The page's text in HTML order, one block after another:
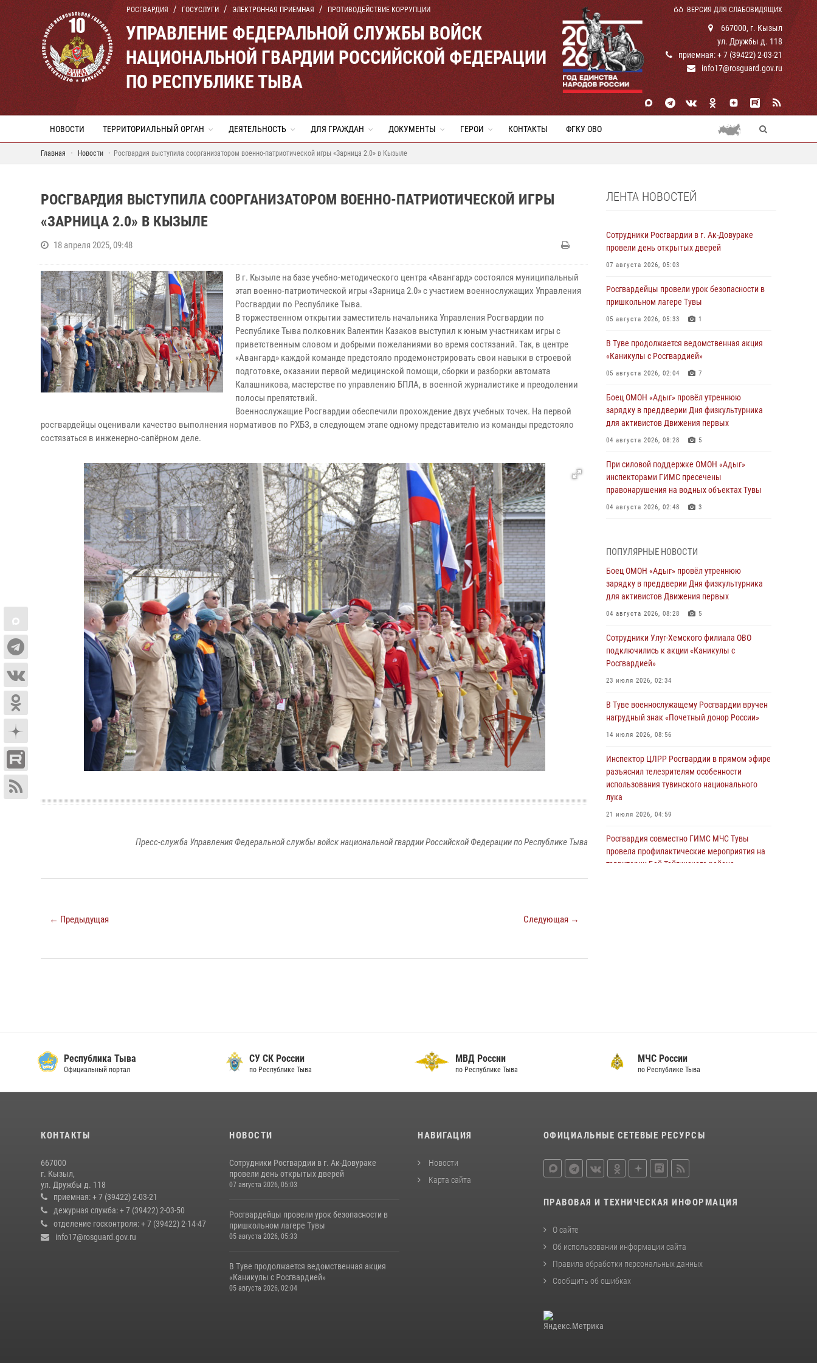
РОСГВАРДИЯ ГОСУСЛУГИ ЭЛЕКТРОННАЯ ПРИЕМНАЯ ПРОТИВОДЕЙСТВИЕ КОРРУПЦИИ ВЕРСИЯ ДЛЯ СЛАБОВИДЯЩИХ
УПРАВЛЕНИЕ ФЕДЕРАЛЬНОЙ СЛУЖБЫ ВОЙСК
НАЦИОНАЛЬНОЙ ГВАРДИИ РОССИЙСКОЙ ФЕДЕРАЦИИ
ПО РЕСПУБЛИКЕ ТЫВА
667000, г. Кызыл
ул. Дружбы д. 118
приемная: + 7 (39422) 2-03-21
info17@rosguard.gov.ru
НОВОСТИ ТЕРРИТОРИАЛЬНЫЙ ОРГАН ДЕЯТЕЛЬНОСТЬ ДЛЯ ГРАЖДАН ДОКУМЕНТЫ ГЕРОИ КОНТАКТЫ ФГКУ ОВО
Главная Новости Росгвардия выступила соорганизатором военно-патриотической игры «Зарница 2.0» в Кызыле
РОСГВАРДИЯ ВЫСТУПИЛА СООРГАНИЗАТОРОМ ВОЕННО-ПАТРИОТИЧЕСКОЙ ИГРЫ
«ЗАРНИЦА 2.0» В КЫЗЫЛЕ
18 апреля 2025, 09:48
В г. Кызыле на базе учебно-методического центра «Авангард» состоялся муниципальный
этап военно-патриотической игры «Зарница 2.0» с участием военнослужащих Управления
Росгвардии по Республике Тыва.
В торжественном открытии заместитель начальника Управления Росгвардии по
Республике Тыва полковник Валентин Казаков выступил к юным участникам игры с
приветственным словом и добрыми пожеланиями во время состязаний. Так, в центре
«Авангард» каждой команде предстояло продемонстрировать свои навыки в строевой
подготовке, оказании первой медицинской помощи, сборки и разборки автомата
Калашникова, мастерстве по управлению БПЛА, в военной журналистике и преодолении
полосы препятствий.
Военнослужащие Росгвардии обеспечили прохождение двух учебных точек. На первой
росгвардейцы оценивали качество выполнения нормативов по РХБЗ, в следующем этапе одному представителю из команды предстояло
состязаться в инженерно-сапёрном деле.
Пресс-служба Управления Федеральной службы войск национальной гвардии Российской Федерации по Республике Тыва
← Предыдущая Следующая →
ЛЕНТА НОВОСТЕЙ
Сотрудники Росгвардии в г. Ак-Довураке
провели день открытых дверей
07 августа 2026, 05:03
Росгвардейцы провели урок безопасности в
пришкольном лагере Тувы
05 августа 2026, 05:33 1
В Туве продолжается ведомственная акция
«Каникулы с Росгвардией»
05 августа 2026, 02:04 7
Боец ОМОН «Адыг» провёл утреннюю
зарядку в преддверии Дня физкультурника
для активистов Движения первых
04 августа 2026, 08:28 5
При силовой поддержке ОМОН «Адыг»
инспекторами ГИМС пресечены
правонарушения на водных объектах Тувы
04 августа 2026, 02:48 3
из труднодоступного места
03 августа 2026, 07:25
Росгвардия проверила организацию отдыха
детей в детских лагерях Тувы
Сотрудники вневедомственной охраны
приняли участие в акции «Каникулы с
Росгвардией» в Туве
26 сигналов «Тревога» с автотранспортов
отработали экипажи задержаний Росгвардии
29 июля 2026, 08:37 1
В Туве офицер Росгвардии подвела итоги
юбилейного личного забега
28 июля 2026, 07:48
ПОПУЛЯРНЫЕ НОВОСТИ
Боец ОМОН «Адыг» провёл утреннюю
зарядку в преддверии Дня физкультурника
для активистов Движения первых
04 августа 2026, 08:28 5
Сотрудники Улуг-Хемского филиала ОВО
подключились к акции «Каникулы с
Росгвардией»
23 июля 2026, 02:34
В Туве военнослужащему Росгвардии вручен
нагрудный знак «Почетный донор России»
14 июля 2026, 08:56
Инспектор ЦЛРР Росгвардии в прямом эфире
разъяснил телезрителям особенности
использования тувинского национального
лука
21 июля 2026, 04:59
Росгвардия совместно ГИМС МЧС Тувы
провела профилактические мероприятия на
территории Бай-Тайгинского района
Росгвардия обеспечила общественную
безопасность во время праздника
27 июля 2026, 07:56 3
безопасность во время фестиваля русской
20 июля 2026, 07:01
Росгвардии за оперативное реагирование в
Республика Тыва
Официальный портал
СУ СК России
по Республике Тыва
МВД России
по Республике Тыва
МЧС России
по Республике Тыва
КОНТАКТЫ
667000
г. Кызыл,
ул. Дружбы д. 118
приемная: + 7 (39422) 2-03-21
дежурная служба: + 7 (39422) 2-03-50
отделение госконтроля: + 7 (39422) 2-14-47
info17@rosguard.gov.ru
НОВОСТИ
Сотрудники Росгвардии в г. Ак-Довураке
провели день открытых дверей
07 августа 2026, 05:03
Росгвардейцы провели урок безопасности в
пришкольном лагере Тувы
05 августа 2026, 05:33
В Туве продолжается ведомственная акция
«Каникулы с Росгвардией»
05 августа 2026, 02:04
НАВИГАЦИЯ
Новости
Карта сайта
ОФИЦИАЛЬНЫЕ СЕТЕВЫЕ РЕСУРСЫ
ПРАВОВАЯ И ТЕХНИЧЕСКАЯ ИНФОРМАЦИЯ
О сайте
Об использовании информации сайта
Правила обработки персональных данных
Сообщить об ошибках